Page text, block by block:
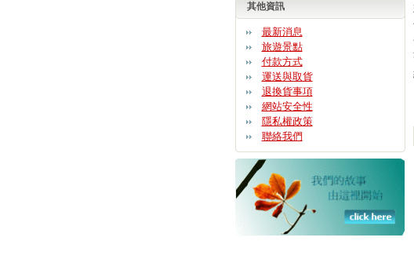
其他資訊
最新消息
旅遊景點
付款方式
運送與取貨
退換貨事項
網站安全性
隱私權政策
聯絡我們